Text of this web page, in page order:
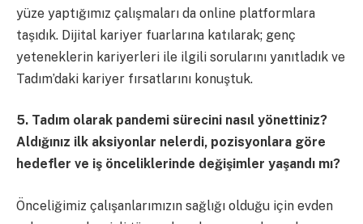
yüze yaptığımız çalışmaları da online platformlara
taşıdık. Dijital kariyer fuarlarına katılarak; genç
yeteneklerin kariyerleri ile ilgili sorularını yanıtladık ve
Tadım’daki kariyer fırsatlarını konuştuk.
5. Tadım olarak pandemi sürecini nasıl yönettiniz?
Aldığınız ilk aksiyonlar nelerdi, pozisyonlara göre
hedefler ve iş önceliklerinde değişimler yaşandı mı?
Önceliğimiz çalışanlarımızın sağlığı olduğu için evden